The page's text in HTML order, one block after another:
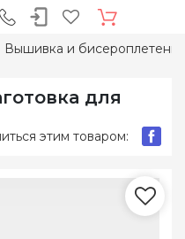
Вышивка и
для
этим товаром: